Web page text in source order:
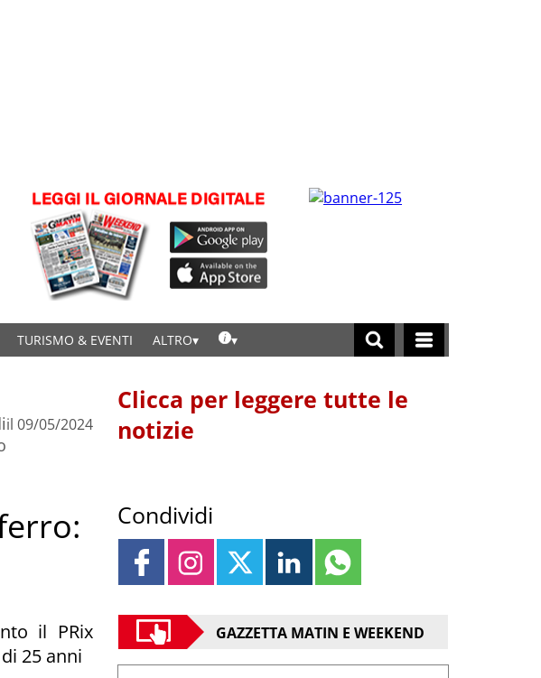
TURISMO & EVENTI ALTRO
il 09/05/2024
il PRix
25 anni
Clicca per leggere tutte le
notizie
Condividi
GAZZETTA MATIN E WEEKEND